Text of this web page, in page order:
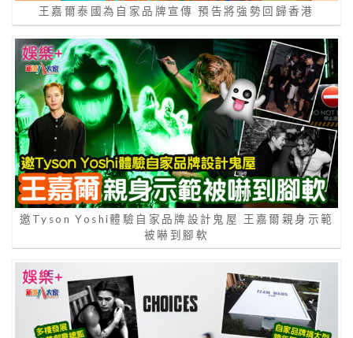
王嘉爾泰國為自家品牌宣傳 預告將強勢回歸香港
邀Tyson Yoshi體驗自家品牌設計鬼屋 王嘉爾親身示範
被嚇到腳軟